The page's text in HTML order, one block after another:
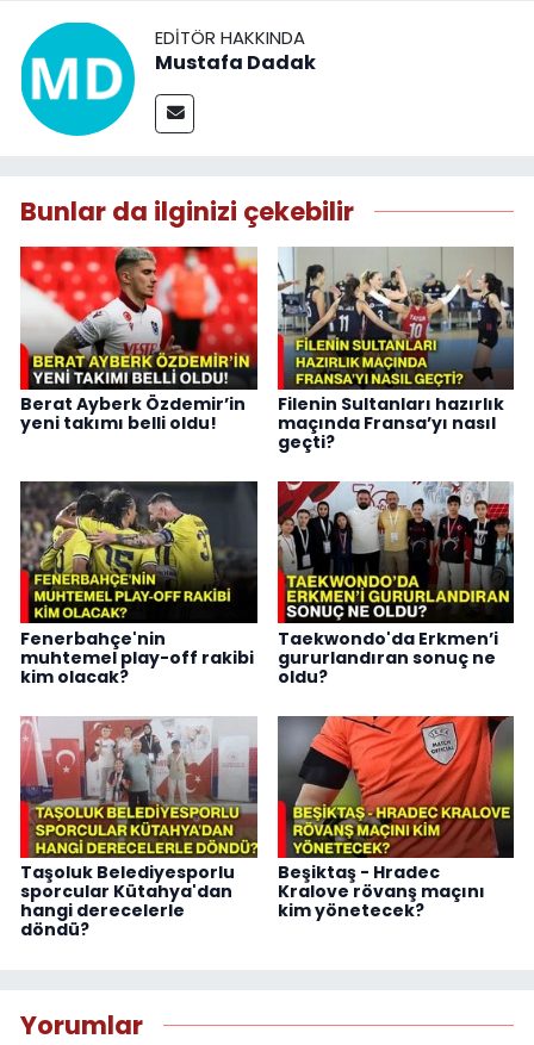
EDITÖR HAKKINDA
Mustafa Dadak
Bunlar da ilginizi çekebilir
Berat Ayberk Özdemir’in
yeni takımı belli oldu!
Filenin Sultanları hazırlık
maçında Fransa’yı nasıl
geçti?
Fenerbahçe'nin
muhtemel play-off rakibi
kim olacak?
Taekwondo'da Erkmen’i
gururlandıran sonuç ne
oldu?
Taşoluk Belediyesporlu
sporcular Kütahya'dan
hangi derecelerle
döndü?
Beşiktaş - Hradec
Kralove rövanş maçını
kim yönetecek?
Yorumlar